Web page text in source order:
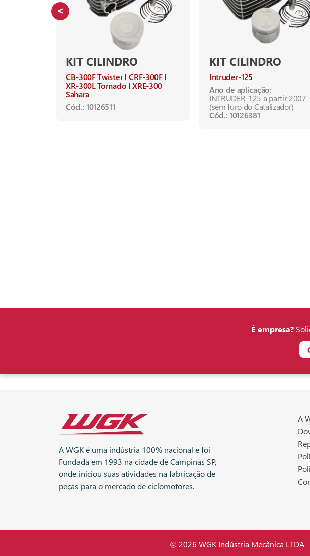
KIT CILINDRO
CB-300F Twister CRF-300F
XR-300L Tornado XRE-300
Sahara
Cód.: 10126511
KIT CILINDRO
Intruder-125
Ano de aplicação:
INTRUDER-125 a partir 2007
(sem furo do Catalizador)
Cód.: 10126381
É empresa?
A WGK é uma indústria 100% nacional e foi
Fundada em 1993 na cidade de Campinas SP,
onde iniciou suas atividades na fabricação de
peças para o mercado de ciclomotores.
A
© 2026 WGK Indústria Mecânica LTDA